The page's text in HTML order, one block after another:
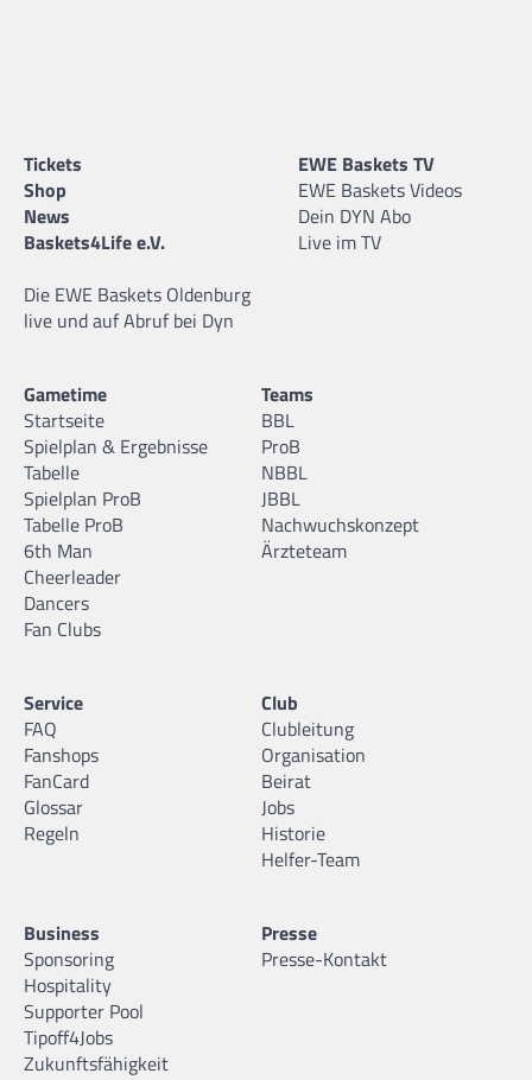
Tickets
Shop
News
Baskets4Life e.V.
Die EWE Baskets Oldenburg
live und auf Abruf bei Dyn
EWE Baskets TV
EWE Baskets Videos
Dein DYN Abo
Live im TV
Gametime
Startseite
Spielplan & Ergebnisse
Tabelle
Spielplan ProB
Tabelle ProB
6th Man
Cheerleader
Dancers
Fan Clubs
Teams
BBL
ProB
NBBL
JBBL
Nachwuchskonzept
Ärzteteam
Service
FAQ
Fanshops
FanCard
Glossar
Regeln
Club
Clubleitung
Organisation
Beirat
Jobs
Historie
Helfer-Team
Business
Sponsoring
Hospitality
Supporter Pool
Tipoff4Jobs
Zukunftsfähigkeit
Presse
Presse-Kontakt